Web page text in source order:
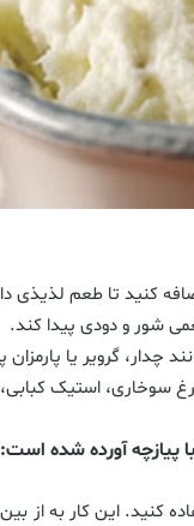
کنید تا طعم لذیذی
شور و دودی پیدا کند.
چدار، گرویر یا پارمزان
سوخاری، استیک
پیازچه آورده شده است:
کنید. این کار به